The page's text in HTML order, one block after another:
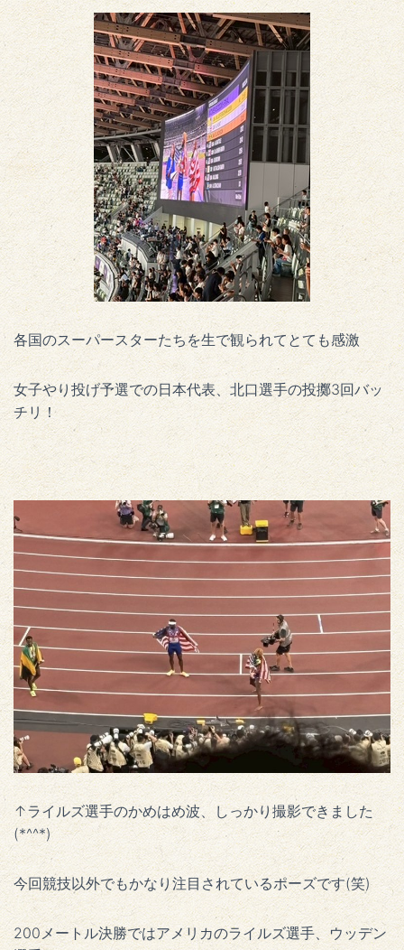
各国のスーパースターたちを生で観られてとても感激
女子やり投げ予選での日本代表、北口選手の投擲3回バッ
チリ！
↑ライルズ選手のかめはめ波、しっかり撮影できました
(*^^*)
今回競技以外でもかなり注目されているポーズです(笑)
200メートル決勝ではアメリカのライルズ選手、ウッデン